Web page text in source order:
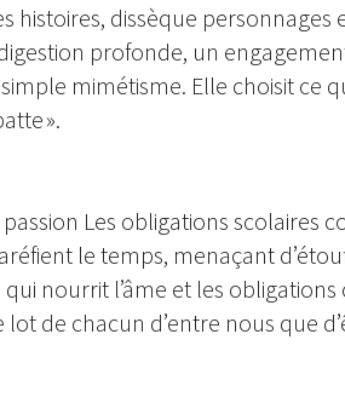
histoires, dissèque
profonde, un
mimétisme. Elle choisit ce
».
Les obligations scolaires
le temps, menaçant
nourrit l’âme et les
de chacun d’entre nous que